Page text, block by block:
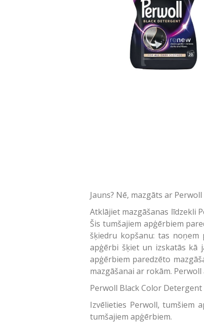
Jauns? Nē, mazgāts ar
Atklājiet mazgāšanas līdzekli
Šis tumšajiem apģērbiem
šķiedru kopšanu: tas
apģērbi šķiet un izskatās kā
apģērbiem paredzēto
mazgāšanai ar rokām.
Perwoll Black Color
Izvēlieties Perwoll, tumšiem
tumšajiem apģērbiem.